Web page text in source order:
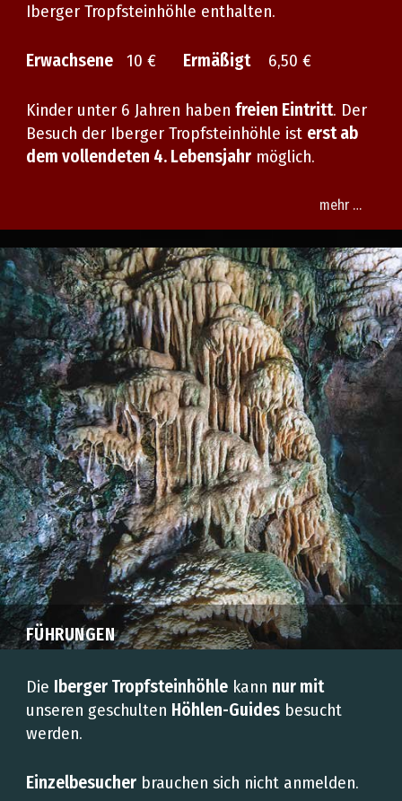
Iberger Tropfsteinhöhle enthalten.
Erwachsene10 € Ermäßigt 6,50 €
Kinder unter 6 Jahren haben freien Eintritt. Der
Besuch der Iberger Tropfsteinhöhle ist erst ab
dem vollendeten 4. Lebensjahrmöglich.
mehr …
FÜHRUNGEN
Die Iberger Tropfsteinhöhlekann nur mit
unseren geschulten Höhlen-Guidesbesucht
werden.
Einzelbesucherbrauchen sich nicht anmelden.